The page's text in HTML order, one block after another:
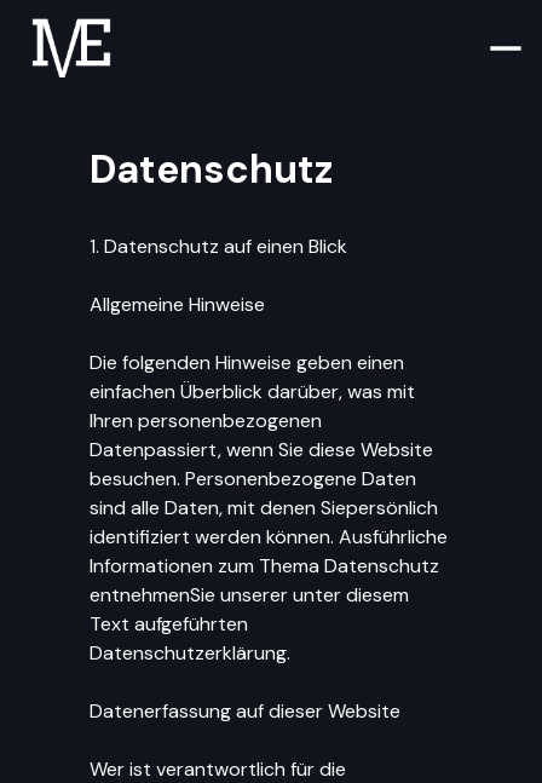
Datenschutz
1. Datenschutz auf einen Blick
Allgemeine Hinweise
Die folgenden Hinweise geben einen
einfachen Überblick darüber, was mit
Ihren personenbezogenen
Datenpassiert, wenn Sie diese Website
besuchen. Personenbezogene Daten
sind alle Daten, mit denen Siepersönlich
identifiziert werden können. Ausführliche
Informationen zum Thema Datenschutz
entnehmenSie unserer unter diesem
Text aufgeführten
Datenschutzerklärung.
Datenerfassung auf dieser Website
Wer ist verantwortlich für die